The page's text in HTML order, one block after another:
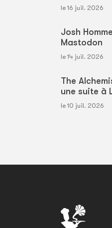
le 16 juil. 2026
Josh
Mastodon
le 14 juil. 2026
The
une suite à
le 10 juil. 2026